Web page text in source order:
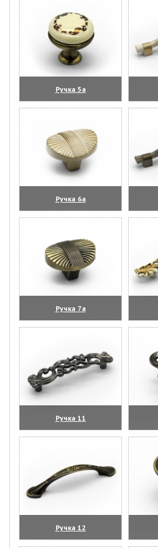
Ручка 5а
(увеличить)
Ручка 6а
(увеличить)
Ручка 7а
(увеличить)
Ручка 11
(увеличить)
Ручка 12
(увеличить)